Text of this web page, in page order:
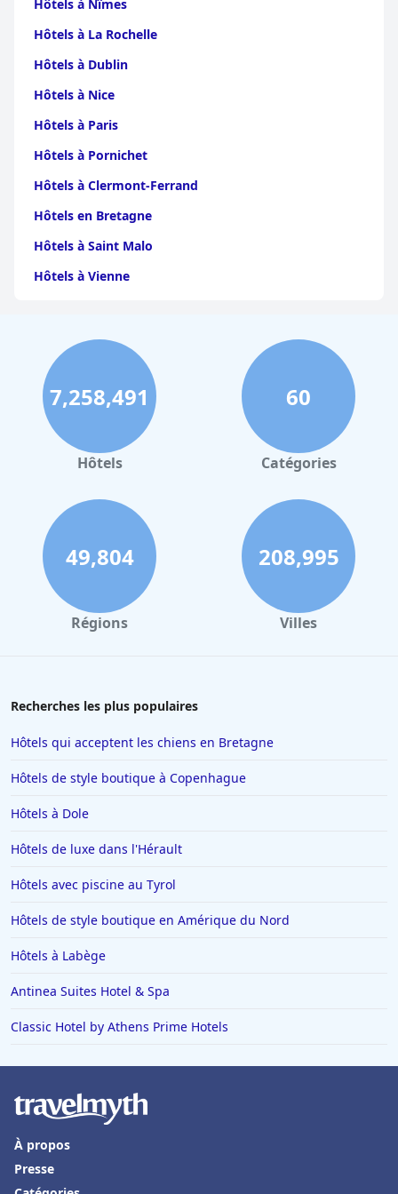
Hôtels à Nîmes
Hôtels à La Rochelle
Hôtels à Dublin
Hôtels à Nice
Hôtels à Paris
Hôtels à Pornichet
Hôtels à Clermont-Ferrand
Hôtels en Bretagne
Hôtels à Saint Malo
Hôtels à Vienne
Hôtels à Perpignan
Hôtels au Grand-Bornand
Hôtels à Strasbourg
Hôtels à Valence
Hôtels à Gerardmer
Hôtels à Nantes
Hôtels à Tours
Hôtels à Concarneau
Hôtels à Saintes
Hôtels à Aix-les-Bains
Hôtels à Ténériffe
Hôtels à Plailly
Hôtels à La Toussuire
Hôtels en Lorraine
Hôtels à Châtillon-sur-Seine
Hôtels à Brest
Hôtels à Auron
Hôtels à Thiers
Hôtels à Positano
7,258,491
Hôtels
60
Catégories
49,804
Régions
208,995
Villes
Recherches les plus populaires
Hôtels qui acceptent les chiens en Bretagne
Hôtels de style boutique à Copenhague
Hôtels à Dole
Hôtels de luxe dans l'Hérault
Hôtels avec piscine au Tyrol
Hôtels de style boutique en Amérique du Nord
Hôtels à Labège
Antinea Suites Hotel & Spa
Classic Hotel by Athens Prime Hotels
À propos
Presse